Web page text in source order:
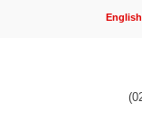
English